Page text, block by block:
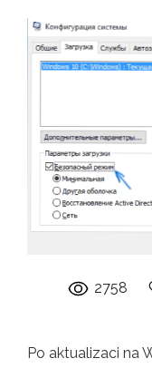
2758
Po aktualizaci na